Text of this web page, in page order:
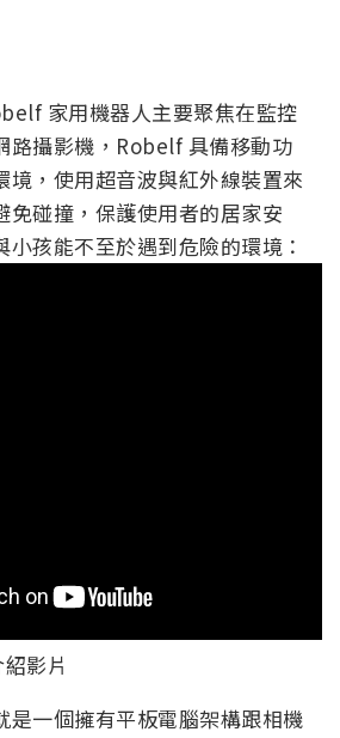
家用機器人主要聚焦在監控
路攝影機，Robelf 具備移動功
境，使用超音波與紅外線裝置來
免碰撞，保護使用者的居家安
孩能不至於遇到危險的環境：
影片
是一個擁有平板電腦架構跟相機